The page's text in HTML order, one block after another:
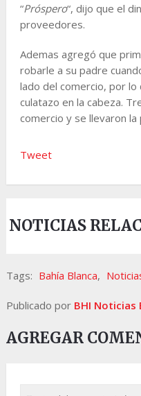
“Próspero“, dijo que el
proveedores.
Ademas agregó que
robarle a su padre
lado del comercio, por lo
culatazo en la cabeza.
comercio y se llevaron la
Tweet
NOTICIAS
Tags: Bahía Blanca,
Publicado por BHI Noticias
AGREGAR